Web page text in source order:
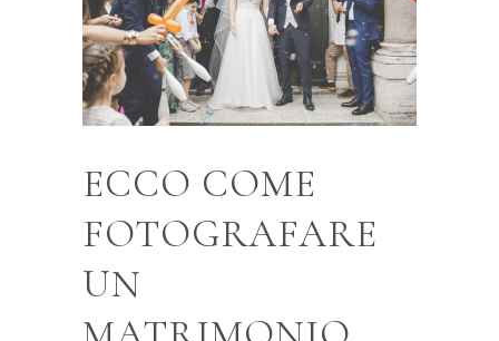
ECCO COME
FOTOGRAFARE
UN